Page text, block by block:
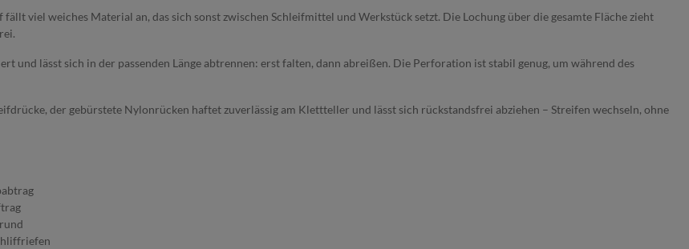
viel weiches Material an, das sich sonst zwischen Schleifmittel und Werkstück setzt. Die Lochung über die gesamte Fläche zieht
und lässt sich in der passenden Länge abtrennen: erst falten, dann abreißen. Die Perforation ist stabil genug, um während des
der gebürstete Nylonrücken haftet zuverlässig am Klettteller und lässt sich rückstandsfrei abziehen – Streifen wechseln, ohne